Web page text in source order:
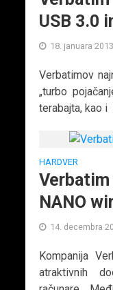
USB 3.0
18. januara 2013.
Verbatimov
„turbo
terabajta, kao
HARDVER
Verbatim
NANO
14. decembra
Kompanija
atraktivnih